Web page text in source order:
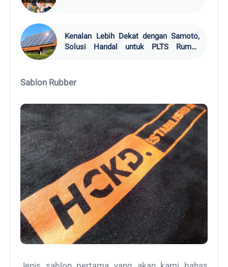
Kenalan Lebih Dekat dengan Samoto,
Solusi Handal untuk PLTS Rumah
Sablon Rubber